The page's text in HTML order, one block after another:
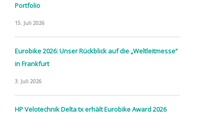
Portfolio
15. Juli 2026
Eurobike 2026: Unser Rückblick auf die „Weltleitmesse“
in Frankfurt
3. Juli 2026
HP Velotechnik Delta tx erhält Eurobike Award 2026